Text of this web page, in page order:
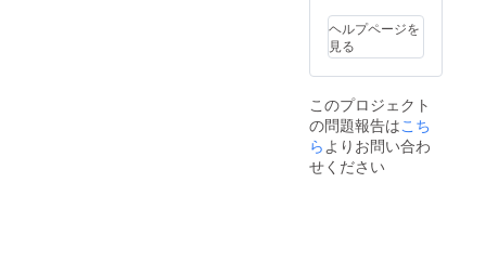
選択と
なりま
す。 ➁
をお選
は2023
年6月1
日に届
くよう
に割引
ヘルプページを
見る
このプロジェクト
の問題報告はこち
らよりお問い合わ
せください